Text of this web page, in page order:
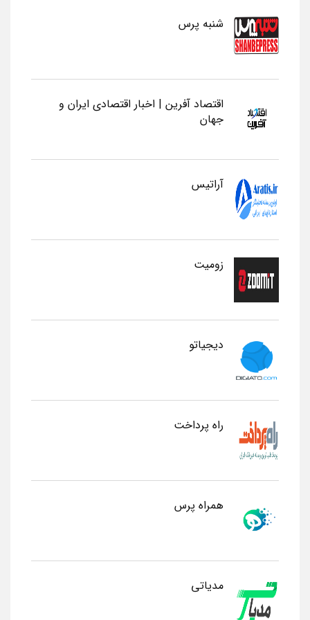
شنبه پرس
اقتصاد آفرین | اخبار اقتصادی ایران و
جهان
آراتیس
زومیت
دیجیاتو
راه پرداخت
همراه پرس
مدیاتی